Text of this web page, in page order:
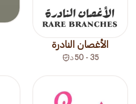
الأغصان النادرة
35 - 50 د